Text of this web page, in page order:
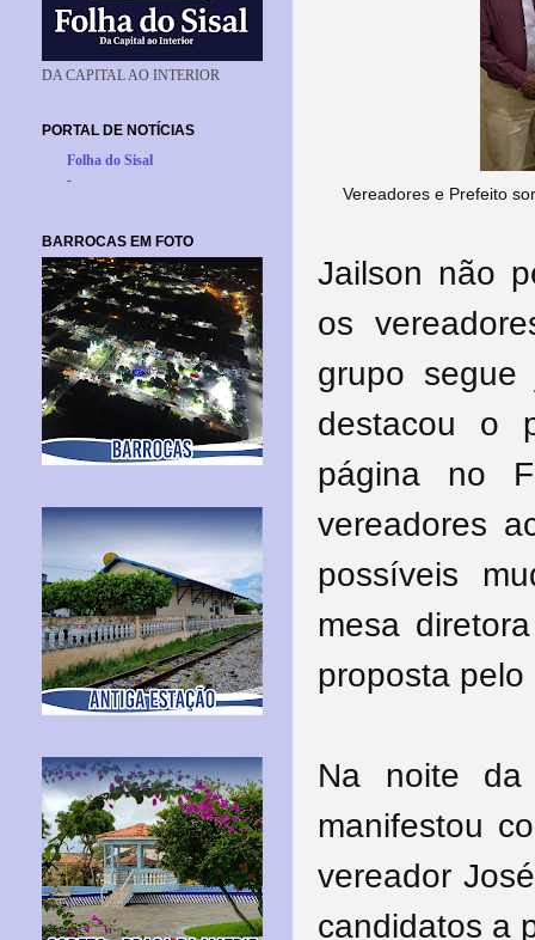
Vereadores e Prefeito
Jailson não
os
grupo
destacou o
página no
vereadores
possíveis
mesa
proposta pelo
Na noite da
manifestou
vereador
candidatos a
DA CAPITAL AO INTERIOR
PORTAL DE NOTÍCIAS
Folha do Sisal
-
BARROCAS EM FOTO